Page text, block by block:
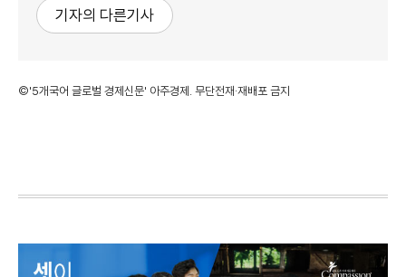
기자의 다른기사
©'5개국어 글로벌 경제신문' 아주경제. 무단전재·재배포 금지